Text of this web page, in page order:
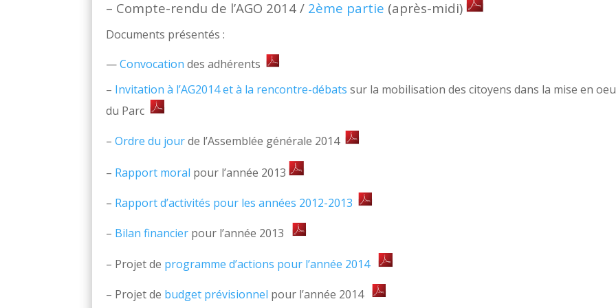
– Compte-rendu de l’AGO 2014 / 2ème partie (après-midi)
Documents présentés :
—Convocation des adhérents
– Invitation à l’AG2014 et à la rencontre-débatssur la mobilisation des citoyens dans la mise en
du Parc
–Ordre du jourde l’Assemblée générale 2014
– Rapport moral pour l’année 2013
– Rapport d’activités pour les années 2012-2013
– Bilan financier pour l’année 2013
– Projet de programme d’actions pour l’année 2014
– Projet de budget prévisionnel pour l’année 2014